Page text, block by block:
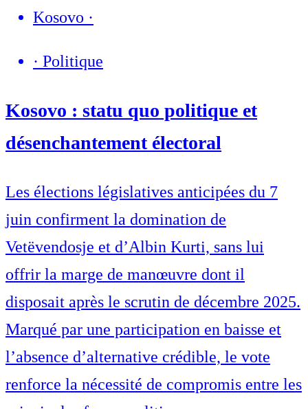
Kosovo ·
· Politique
Kosovo : statu quo politique et
désenchantement électoral
Les élections législatives anticipées du 7
juin confirment la domination de
Vetëvendosje et d’Albin Kurti, sans lui
offrir la marge de manœuvre dont il
disposait après le scrutin de décembre 2025.
Marqué par une participation en baisse et
l’absence d’alternative crédible, le vote
renforce la nécessité de compromis entre les